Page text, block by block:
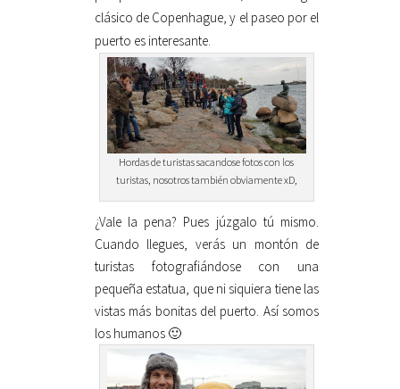
clásico de Copenhague, y el paseo por el
puerto es interesante.
Hordas de turistas sacandose fotos con los
turistas, nosotros también obviamente xD,
¿Vale la pena? Pues júzgalo tú mismo.
Cuando llegues, verás un montón de
turistas fotografiándose con una
pequeña estatua, que ni siquiera tiene las
vistas más bonitas del puerto. Así somos
los humanos 🙂